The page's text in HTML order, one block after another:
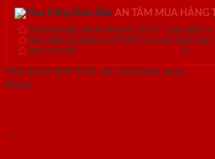
AN TÂM MUA HÀNG
Thương hiệu danh tiếng từ 2010 - Luôn đặt uy
Sản phẩm đa dạng mới 100% và luôn được cập
Xem chi tiết:
&
Mã: SGD-KM.TVG-4C.24 Danh mục:
khóa:
, ,
, ,
, ,
, , ,